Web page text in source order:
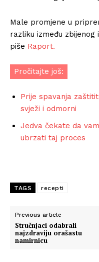
Male promjene u
razliku između
piše Raport.
Pročitajte još:
Prije spavanja
svježi i odmorni
Jedva čekate da
ubrzati taj proces
TAGS recepti
Previous article
Stručnjaci odabrali
najzdraviju orašastu
namirnicu